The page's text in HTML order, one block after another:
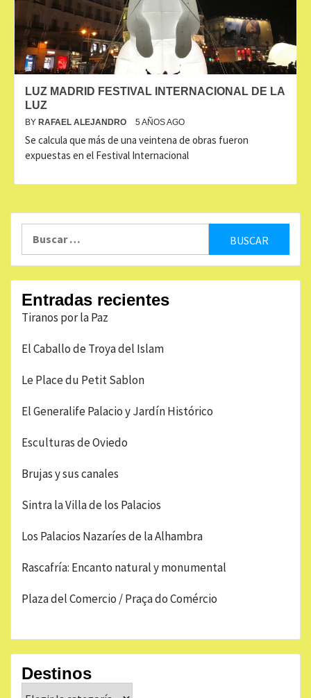
LUZ MADRID FESTIVAL INTERNACIONAL DE LA
LUZ
BY RAFAEL ALEJANDRO 5 AÑOS AGO
Se calcula que más de una veintena de obras fueron
expuestas en el Festival Internacional
Entradas recientes
Tiranos por la Paz
El Caballo de Troya del Islam
Le Place du Petit Sablon
El Generalife Palacio y Jardín Histórico
Esculturas de Oviedo
Brujas y sus canales
Sintra la Villa de los Palacios
Los Palacios Nazaríes de la Alhambra
Rascafría: Encanto natural y monumental
Plaza del Comercio / Praça do Comércio
Destinos